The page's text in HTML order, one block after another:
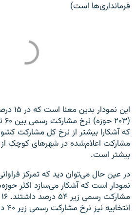
فرمانداری‌ها است)
این
که آشکارا بیشتر از نرخ کل مشارکت
مشارکت اعلام‌شده در شهرهای کوچک از
بیشتر است.
در عین حال می‌توان دید که تمرکز
نمودار است که آشکار می‌سازد اکثر
انتخابیه نیز نرخ مشارکت رسمی زیر ۴۰ درصد داشتند.